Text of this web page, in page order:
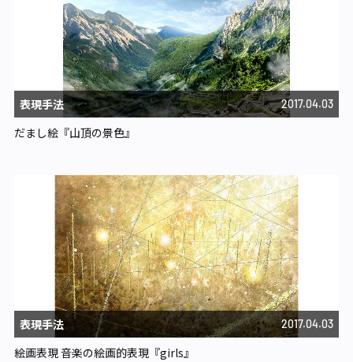
表現手法 2017.04.03
だまし絵『山頂の景色』
表現手法 2017.04.03
絵画表現 音楽の絵画的表現『girls』